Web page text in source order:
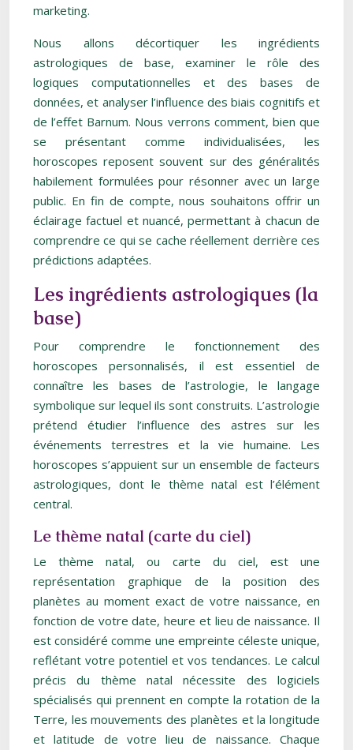
marketing.
Nous allons décortiquer les ingrédients
astrologiques de base, examiner le rôle des
logiques computationnelles et des bases de
données, et analyser l’influence des biais cognitifs et
de l’effet Barnum. Nous verrons comment, bien que
se présentant comme individualisées, les
horoscopes reposent souvent sur des généralités
habilement formulées pour résonner avec un large
public. En fin de compte, nous souhaitons offrir un
éclairage factuel et nuancé, permettant à chacun de
comprendre ce qui se cache réellement derrière ces
prédictions adaptées.
Les ingrédients astrologiques (la
base)
Pour comprendre le fonctionnement des
horoscopes personnalisés, il est essentiel de
connaître les bases de l’astrologie, le langage
symbolique sur lequel ils sont construits. L’astrologie
prétend étudier l’influence des astres sur les
événements terrestres et la vie humaine. Les
horoscopes s’appuient sur un ensemble de facteurs
astrologiques, dont le thème natal est l’élément
central.
Le thème natal (carte du ciel)
Le thème natal, ou carte du ciel, est une
représentation graphique de la position des
planètes au moment exact de votre naissance, en
fonction de votre date, heure et lieu de naissance. Il
est considéré comme une empreinte céleste unique,
reflétant votre potentiel et vos tendances. Le calcul
précis du thème natal nécessite des logiciels
spécialisés qui prennent en compte la rotation de la
Terre, les mouvements des planètes et la longitude
et latitude de votre lieu de naissance. Chaque